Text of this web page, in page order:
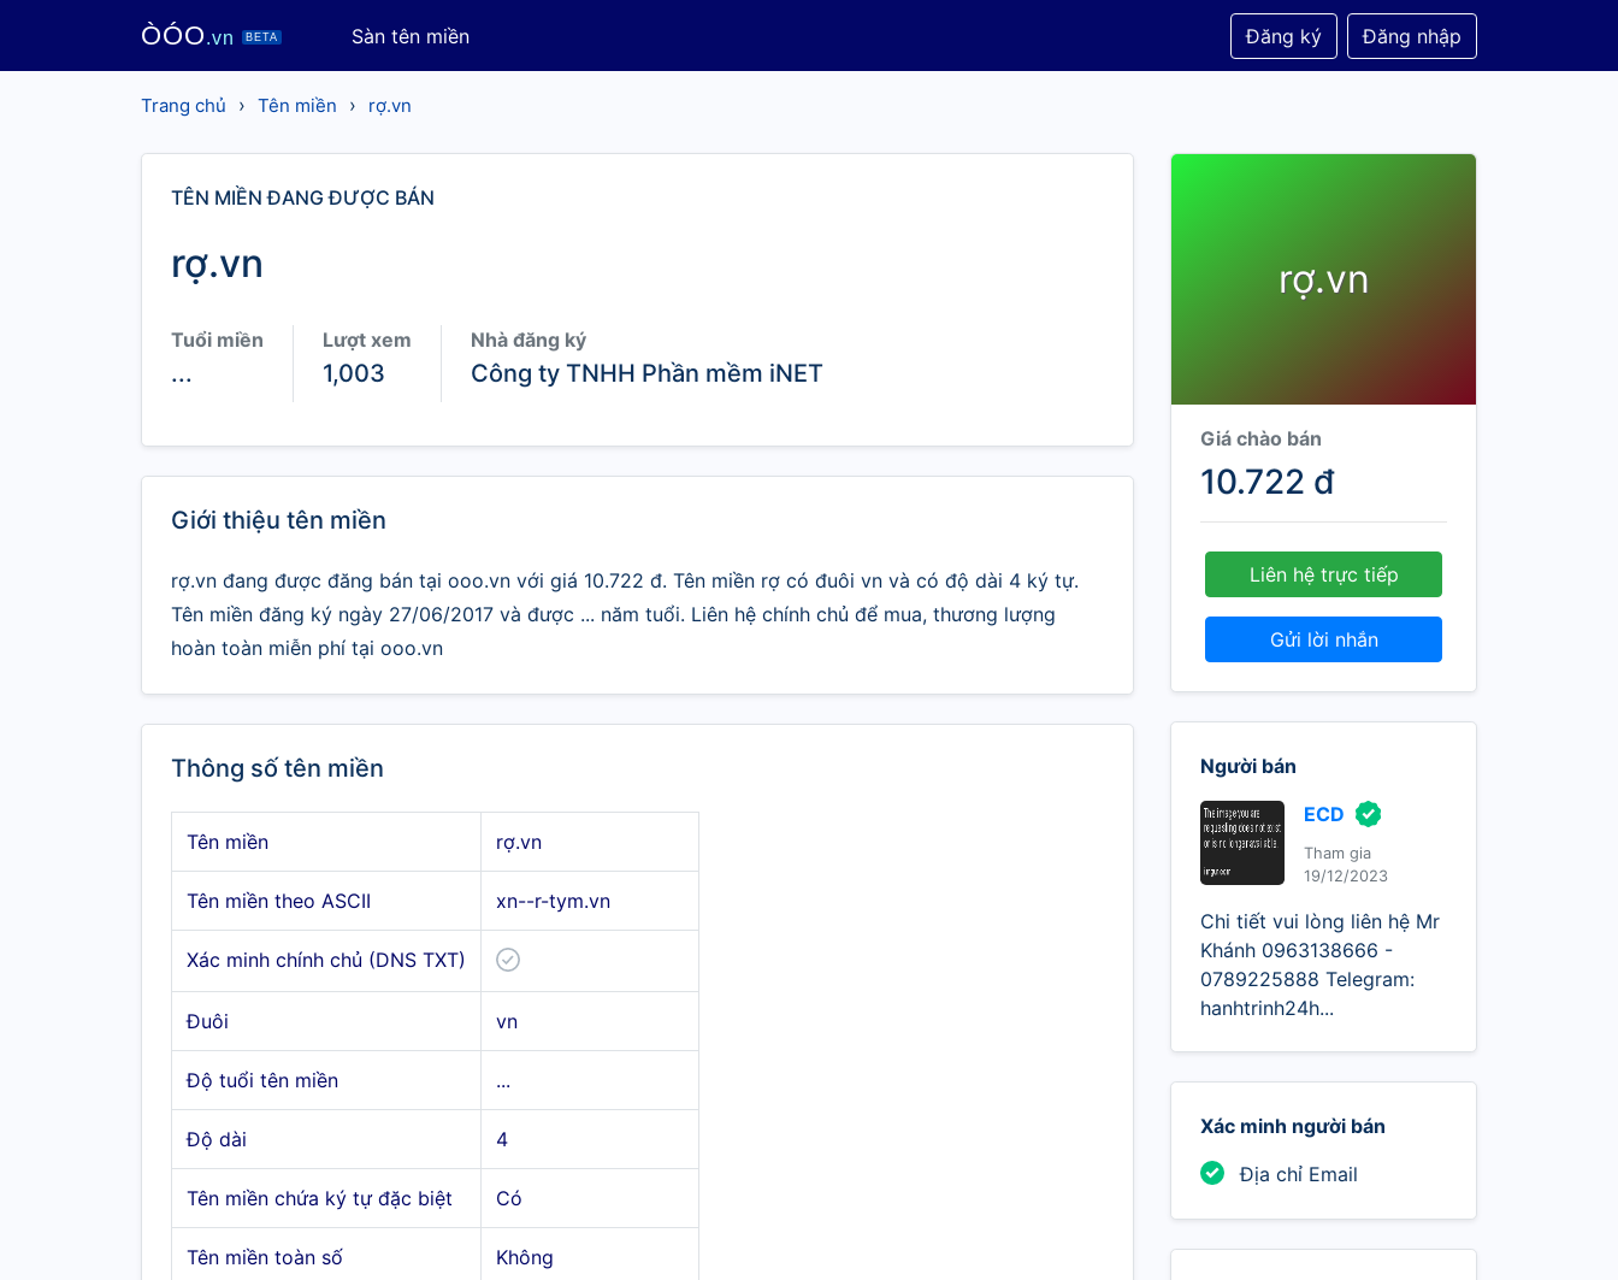
ÒÓO.vn BETA Sàn tên miền Đăng ký Đăng nhập
Trang chủ › Tên miền › rợ.vn
TÊN MIỀN ĐANG ĐƯỢC BÁN
rợ.vn
Tuổi miền
...
Lượt xem
1,003
Nhà đăng ký
Công ty TNHH Phần mềm iNET
Giới thiệu tên miền
rợ.vn đang được đăng bán tại ooo.vn với giá 10.722 đ. Tên miền rợ có đuôi vn và có độ dài 4 ký tự.
Tên miền đăng ký ngày 27/06/2017 và được ... năm tuổi. Liên hệ chính chủ để mua, thương lượng
hoàn toàn miễn phí tại ooo.vn
Thông số tên miền
Tên miền rợ.vn
Tên miền theo ASCII xn--r-tym.vn
Xác minh chính chủ (DNS TXT)
Đuôi vn
Độ tuổi tên miền ...
Độ dài 4
Tên miền chứa ký tự đặc biệt Có
Tên miền toàn số Không
rợ.vn
Giá chào bán
10.722 đ
Liên hệ trực tiếp
Gửi lời nhắn
Người bán
ECD
Tham gia
19/12/2023
Chi tiết vui lòng liên hệ Mr
Khánh 0963138666 -
0789225888 Telegram:
hanhtrinh24h...
Xác minh người bán
Địa chỉ Email